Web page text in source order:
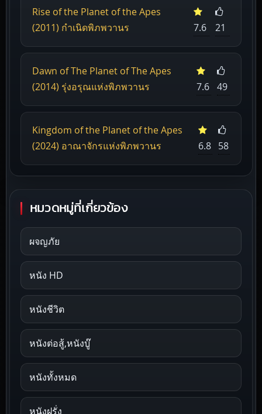
Rise of the Planet of the Apes
(2011) กำเนิดพิภพวานร
7.6 21
Dawn of The Planet of The Apes
(2014) รุ่งอรุณแห่งพิภพวานร
7.6 49
Kingdom of the Planet of the Apes
(2024) อาณาจักรแห่งพิภพวานร
6.8 58
หมวดหมู่ที่เกี่ยวข้อง
ผจญภัย
หนัง HD
หนังชีวิต
หนังต่อสู้,หนังบู๊
หนังทั้งหมด
หนังฝรั่ง